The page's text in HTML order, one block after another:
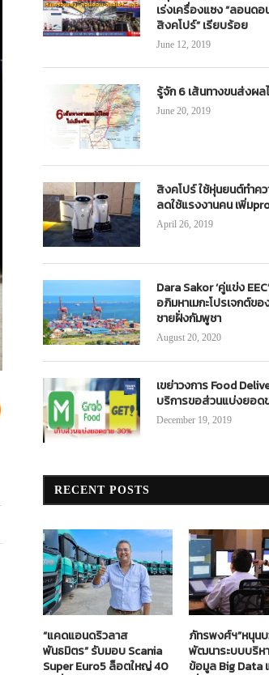
เร่งเครื่องแซง “ลอนด
สิงคโปร์” เรียบร้อย
June 12, 2019
รู้จัก 6 เส้นทางขนส่งผล
June 20, 2019
สิงคโปร์ ใช้หุ่นยนต์ทำค
ลดใช้แรงงานคน เพิ่ม
April 26, 2019
Dara Sakor ‘คู่แข่ง
อภิมหาเมกะโปรเจกต์ข
ชายฝั่งกัมพูชา
August 20, 2020
เขย่าวงการ Food
บริการขอส่วนแบ่งยอด
December 19, 2019
RECENT POSTS
“แคดแอนดริวลาส
พันธมิตร” รับมอบ Scania
Super Euro5 ล็อตใหญ่ 40
ภัทรพงศ์ฯ”หนุนบ
พัฒนาระบบบริห
ข้อมูล Big Data